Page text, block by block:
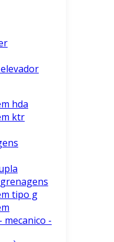
hda
ktr
tipo g
-